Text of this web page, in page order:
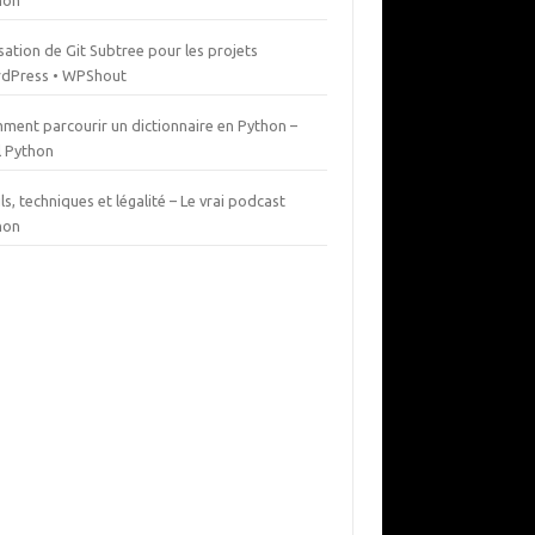
de Git Subtree pour les projets
• WPShout
parcourir un dictionnaire en Python –
Python
techniques et légalité – Le vrai podcast